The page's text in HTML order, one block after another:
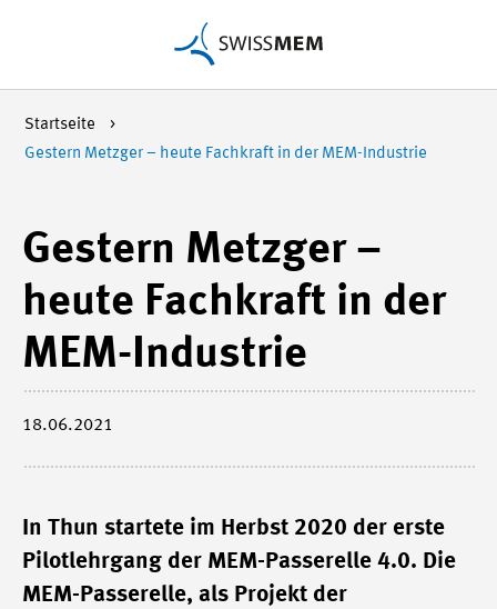
Startseite
Gestern Metzger – heute Fachkraft in der MEM-Industrie
Gestern Metzger –
heute Fachkraft in der
MEM-Industrie
18.06.2021
In Thun startete im Herbst 2020 der erste
Pilotlehrgang der MEM-Passerelle 4.0. Die
MEM-Passerelle, als Projekt der